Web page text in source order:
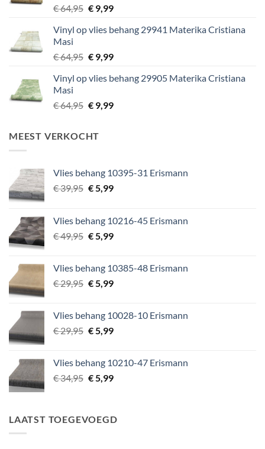
€64,95 Oorspronkelijke
was:
€9,99Huidige
is:
Vinyl op vlies behang 29941 Materika Cristiana
Masi
€64,95 Oorspronkelijke
was:
€9,99Huidige
is:
Vinyl op vlies behang 29905 Materika Cristiana
Masi
€64,95 Oorspronkelijke
€ 64,95.
€9,99Huidige
MEEST VERKOCHT
Vlies behang 10395-31 Erismann
€39,95 Oorspronkelijke
€ 39,95.
€5,99Huidige
€ 5,99.
Vlies behang 10216-45 Erismann
€49,95 Oorspronkelijke
€ 49,95.
€5,99Huidige
€ 5,99.
Vlies behang 10385-48 Erismann
€29,95 Oorspronkelijke
€ 29,95.
€5,99Huidige
€ 5,99.
Vlies behang 10028-10 Erismann
€29,95 Oorspronkelijke
€ 29,95.
€5,99Huidige
€ 5,99.
Vlies behang 10210-47 Erismann
€34,95 Oorspronkelijke
€ 34,95.
€5,99Huidige
€ 5,99.
LAATST TOEGEVOEGD